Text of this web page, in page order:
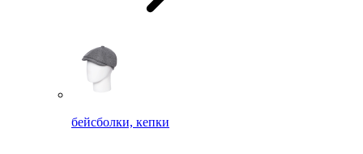
бейсболки, кепки